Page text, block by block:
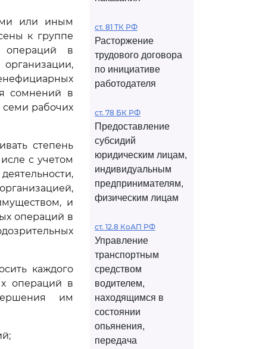
или иным
к группе
операций в
сомнений в
рабочих
степень
с учетом
и
операций в
каждого
операций в
им
ст. 81 ТК РФ
Расторжение
трудового договора
по инициативе
работодателя
ст. 78 БК РФ
Предоставление
субсидий
юридическим лицам,
индивидуальным
предпринимателям,
физическим лицам
ст. 12.8 КоАП РФ
Управление
транспортным
средством
водителем,
находящимся в
состоянии
опьянения,
передача